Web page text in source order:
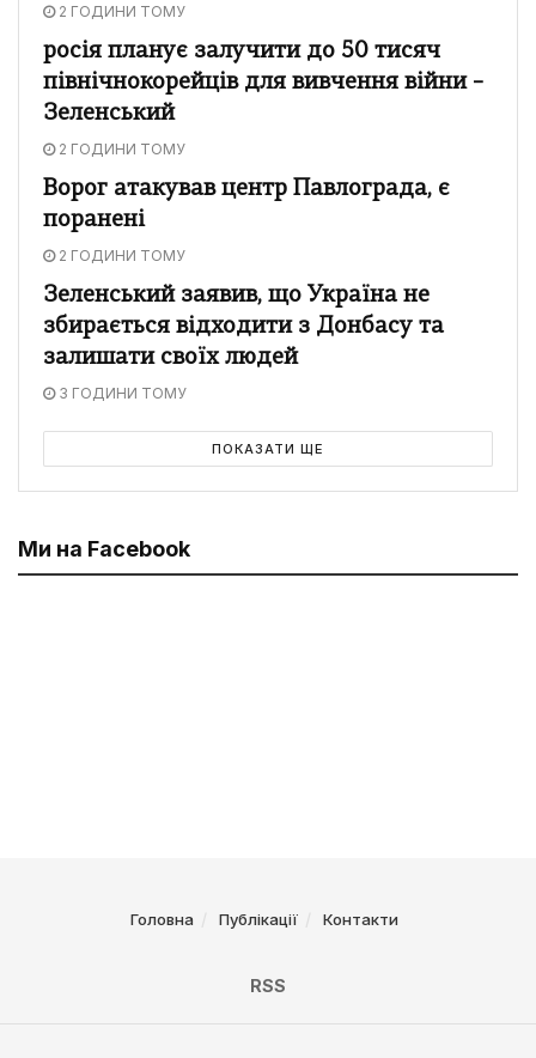
2 ГОДИНИ ТОМУ
росія планує залучити до 50 тисяч
північнокорейців для вивчення війни –
Зеленський
2 ГОДИНИ ТОМУ
Ворог атакував центр Павлограда, є
поранені
2 ГОДИНИ ТОМУ
Зеленський заявив, що Україна не
збирається відходити з Донбасу та
залишати своїх людей
3 ГОДИНИ ТОМУ
ПОКАЗАТИ ЩЕ
Ми на Facebook
Головна Публікації Контакти
RSS